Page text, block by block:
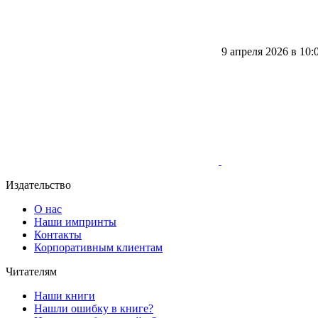
9 апреля 2026 в
Издательство
О нас
Наши импринты
Контакты
Корпоративным клиентам
Читателям
Наши книги
Нашли ошибку в книге?